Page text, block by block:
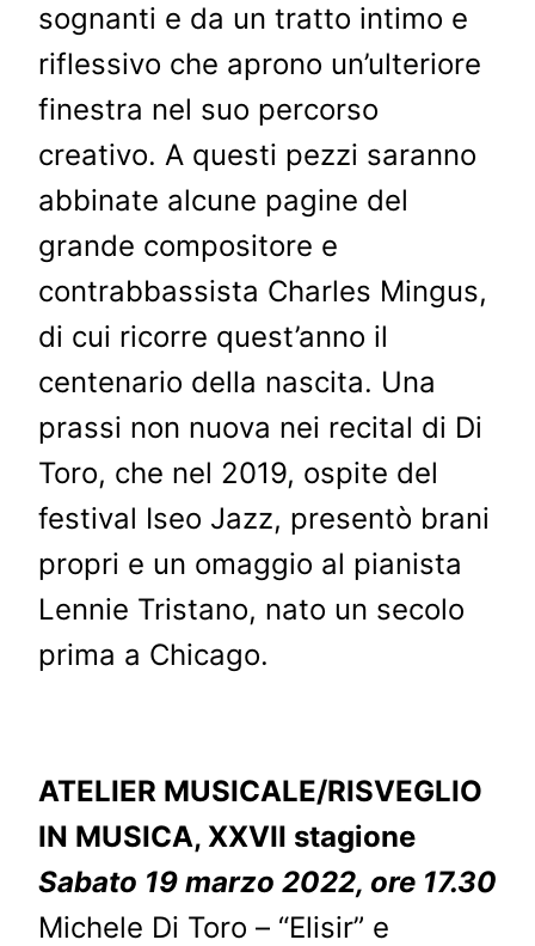
sognanti e da un tratto intimo e
riflessivo che aprono un’ulteriore
finestra nel suo percorso
creativo. A questi pezzi saranno
abbinate alcune pagine del
grande compositore e
contrabbassista Charles Mingus,
di cui ricorre quest’anno il
centenario della nascita. Una
prassi non nuova nei recital di Di
Toro, che nel 2019, ospite del
festival Iseo Jazz, presentò brani
propri e un omaggio al pianista
Lennie Tristano, nato un secolo
prima a Chicago.
ATELIER MUSICALE/RISVEGLIO
IN MUSICA, XXVII stagione
Sabato 19 marzo 2022, ore 17.30
Michele Di Toro – “Elisir” e